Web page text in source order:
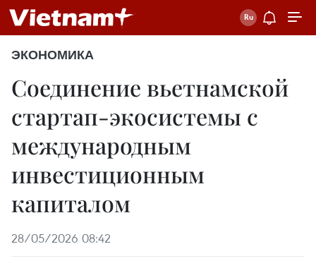
ЭКОНОМИКА
Соединение вьетнамской
стартап-экосистемы с
международным
инвестиционным
капиталом
28/05/2026 08:42